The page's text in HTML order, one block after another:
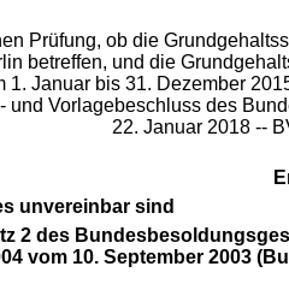
Prüfung, ob die
betreffen, und die
Januar bis 31. Dezember
und Vorlagebeschluss des
22. Januar 2018 --
unvereinbar sind
2 des
vom 10. September 2003